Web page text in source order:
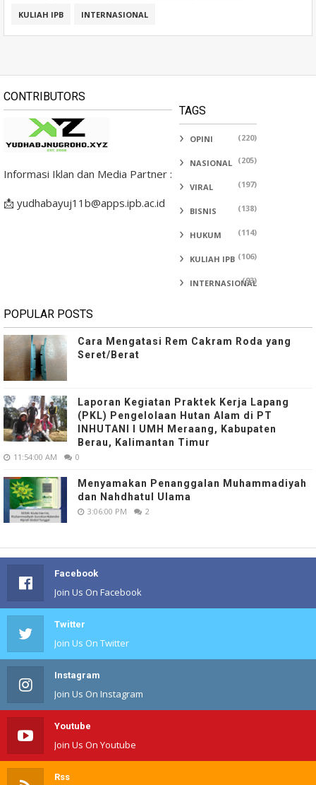
KULIAH IPB INTERNASIONAL
CONTRIBUTORS
Informasi Iklan dan Media Partner :
📩 yudhabayuj11b@apps.ipb.ac.id
TAGS
OPINI (220)
NASIONAL (205)
VIRAL (197)
BISNIS (138)
HUKUM (114)
KULIAH IPB (106)
INTERNASIONAL
(93)
POPULAR POSTS
Cara Mengatasi Rem Cakram Roda yang
Seret/Berat
Laporan Kegiatan Praktek Kerja Lapang
(PKL) Pengelolaan Hutan Alam di PT
INHUTANI I UMH Meraang, Kabupaten
Berau, Kalimantan Timur
11:54:00 AM 0
Menyamakan Penanggalan Muhammadiyah
dan Nahdhatul Ulama
3:06:00 PM 2
Facebook
Join Us On Facebook
Twitter
Join Us On Twitter
Instagram
Join Us On Instagram
Youtube
Join Us On Youtube
Rss